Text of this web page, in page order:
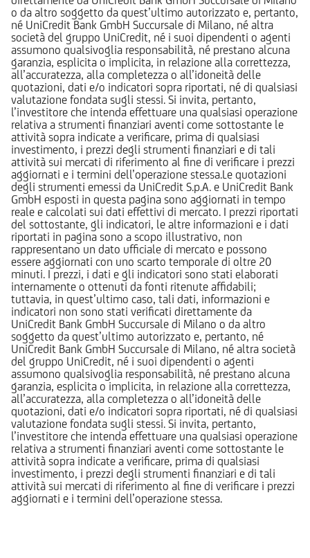
o da altro soggetto da quest’ultimo autorizzato e, pertanto,
né UniCredit Bank GmbH Succursale di Milano, né altra
società del gruppo UniCredit, né i suoi dipendenti o agenti
assumono qualsivoglia responsabilità, né prestano alcuna
garanzia, esplicita o implicita, in relazione alla correttezza,
all’accuratezza, alla completezza o all’idoneità delle
quotazioni, dati e/o indicatori sopra riportati, né di qualsiasi
valutazione fondata sugli stessi. Si invita, pertanto,
l’investitore che intenda effettuare una qualsiasi operazione
relativa a strumenti finanziari aventi come sottostante le
attività sopra indicate a verificare, prima di qualsiasi
investimento, i prezzi degli strumenti finanziari e di tali
attività sui mercati di riferimento al fine di verificare i prezzi
aggiornati e i termini dell’operazione stessa.Le quotazioni
degli strumenti emessi da UniCredit S.p.A. e UniCredit Bank
GmbH esposti in questa pagina sono aggiornati in tempo
reale e calcolati sui dati effettivi di mercato. I prezzi riportati
del sottostante, gli indicatori, le altre informazioni e i dati
riportati in pagina sono a scopo illustrativo, non
rappresentano un dato ufficiale di mercato e possono
essere aggiornati con uno scarto temporale di oltre 20
minuti. I prezzi, i dati e gli indicatori sono stati elaborati
internamente o ottenuti da fonti ritenute affidabili;
tuttavia, in quest’ultimo caso, tali dati, informazioni e
indicatori non sono stati verificati direttamente da
UniCredit Bank GmbH Succursale di Milano o da altro
soggetto da quest’ultimo autorizzato e, pertanto, né
UniCredit Bank GmbH Succursale di Milano, né altra società
del gruppo UniCredit, né i suoi dipendenti o agenti
assumono qualsivoglia responsabilità, né prestano alcuna
garanzia, esplicita o implicita, in relazione alla correttezza,
all’accuratezza, alla completezza o all’idoneità delle
quotazioni, dati e/o indicatori sopra riportati, né di qualsiasi
valutazione fondata sugli stessi. Si invita, pertanto,
l’investitore che intenda effettuare una qualsiasi operazione
relativa a strumenti finanziari aventi come sottostante le
attività sopra indicate a verificare, prima di qualsiasi
investimento, i prezzi degli strumenti finanziari e di tali
attività sui mercati di riferimento al fine di verificare i prezzi
aggiornati e i termini dell’operazione stessa.